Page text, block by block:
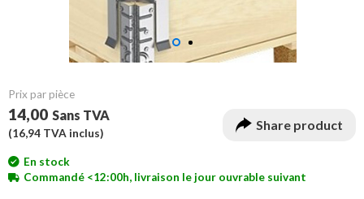
Prix ​​par pièce
14,00 Sans TVA
(16,94 TVA inclus)
Share product
En stock
Commandé <12:00h, livraison le jour ouvrable suivant